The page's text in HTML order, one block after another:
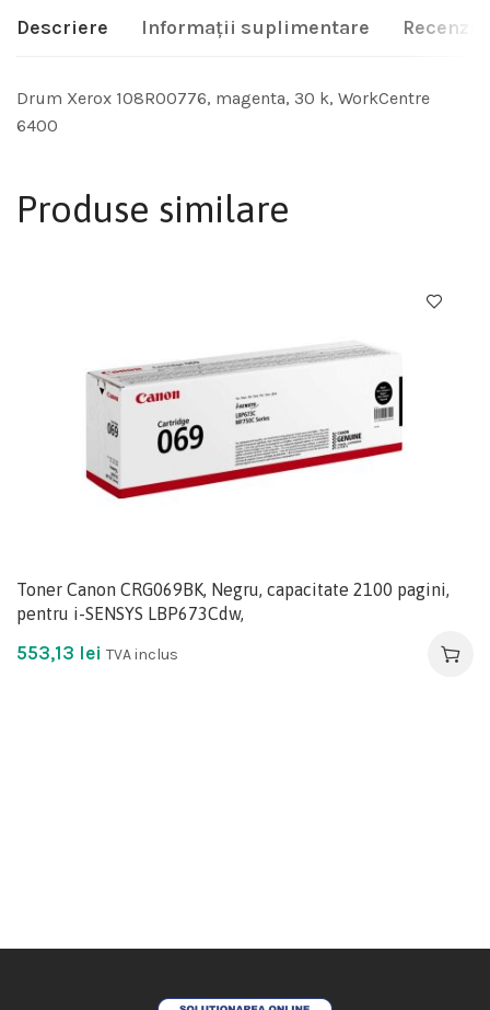
Descriere Informații suplimentare Recenzii
Drum Xerox 108R00776, magenta, 30 k, WorkCentre
6400
Produse similare
Toner Canon CRG069BK, Negru, capacitate 2100 pagini,
pentru i-SENSYS LBP673Cdw,
553,13 lei TVA inclus